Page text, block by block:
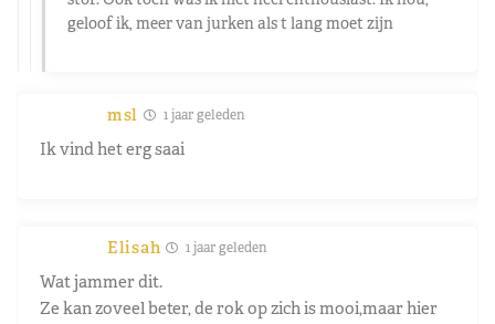
geloof ik, meer van jurken als t lang moet zijn
msl 1 jaar geleden
Ik vind het erg saai
Elisah 1 jaar geleden
Wat jammer dit.
Ze kan zoveel beter, de rok op zich is mooi,maar hier